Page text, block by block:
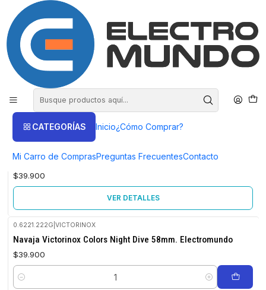
CATEGORÍAS Inicio¿Cómo Comprar?
Mi Carro de ComprasPreguntas FrecuentesContacto
COMPRA HASTA EN 3 CUOTAS SIN INTERES
Inicio Victorinox
Victorinox
Mochilas
FILTROS
No disponible
Navaja Victorinox Colors Fresh Peach 58mm.electromundo
$39.900
VER DETALLES
0.6221.222G VICTORINOX
Navaja Victorinox Colors Night Dive 58mm. Electromundo
$39.900
Cantidad